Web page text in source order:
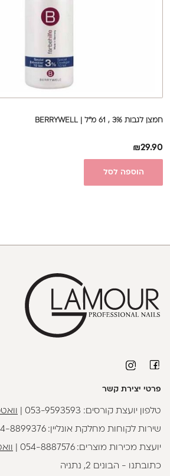
חמצן לגבות 3% , 61 מ"ל | BERRYWELL
₪29.90
הוספה לסל
פרטי יצירת קשר
טלפון יועצת קורסים: 053-9593593
שירות לקוחות מחלקת אונליין:8899376
יועצת מכירות מוצרים:054-8887576
כתובתנו - הבונים 2, נתניה